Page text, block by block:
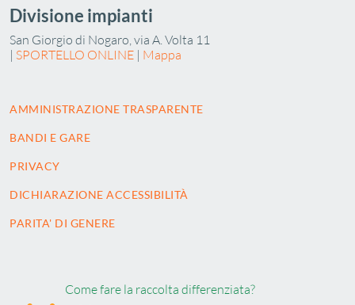
Divisione impianti
San Giorgio di Nogaro, via A. Volta 11
| SPORTELLO ONLINE | Mappa
AMMINISTRAZIONE TRASPARENTE
BANDI E GARE
PRIVACY
DICHIARAZIONE ACCESSIBILITÀ
PARITA' DI GENERE
Come fare la raccolta differenziata?